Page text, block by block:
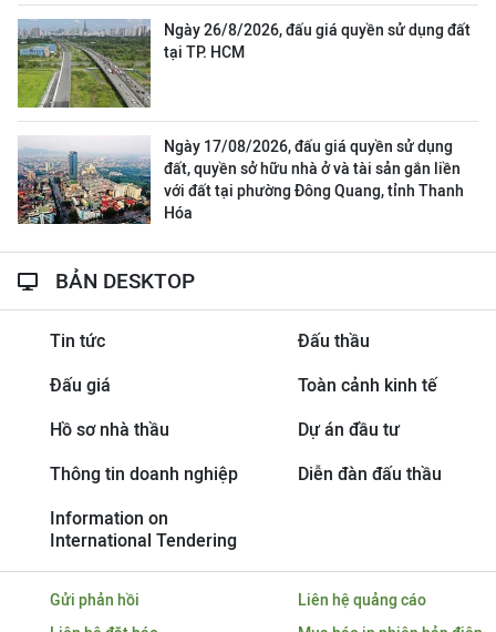
Ngày 26/8/2026, đấu giá quyền sử dụng đất
tại TP. HCM
Ngày 17/08/2026, đấu giá quyền sử dụng
đất, quyền sở hữu nhà ở và tài sản gắn liền
với đất tại phường Đông Quang, tỉnh Thanh
Hóa
BẢN DESKTOP
Tin tức Đấu thầu
Đấu giá Toàn cảnh kinh tế
Hồ sơ nhà thầu Dự án đầu tư
Thông tin doanh nghiệp Diễn đàn đấu thầu
Information on
International Tendering
Gửi phản hồi
Liên hệ quảng cáo